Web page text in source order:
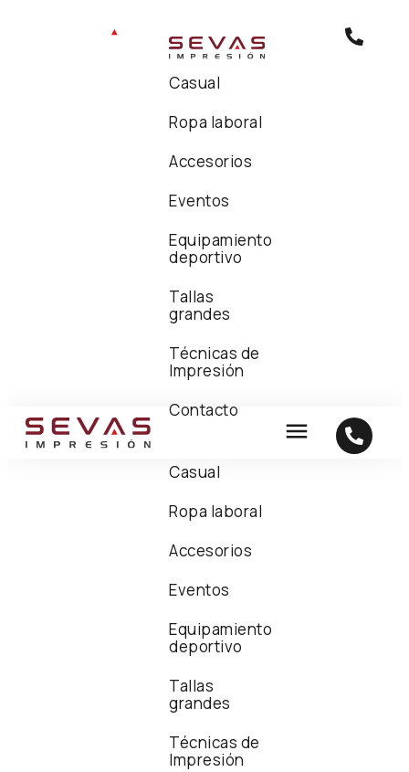
Casual
Ropa laboral
Accesorios
Eventos
Equipamiento
deportivo
Tallas
grandes
Técnicas de
Impresión
Contacto
Casual
Ropa laboral
Accesorios
Eventos
Equipamiento
deportivo
Tallas
grandes
Técnicas de
Impresión